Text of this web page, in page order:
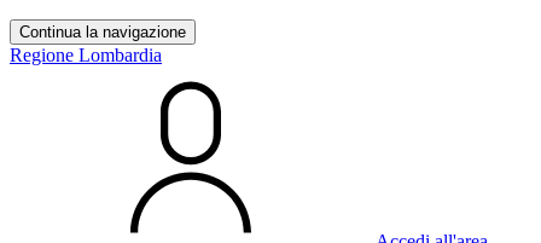
Continua la navigazione
Regione Lombardia